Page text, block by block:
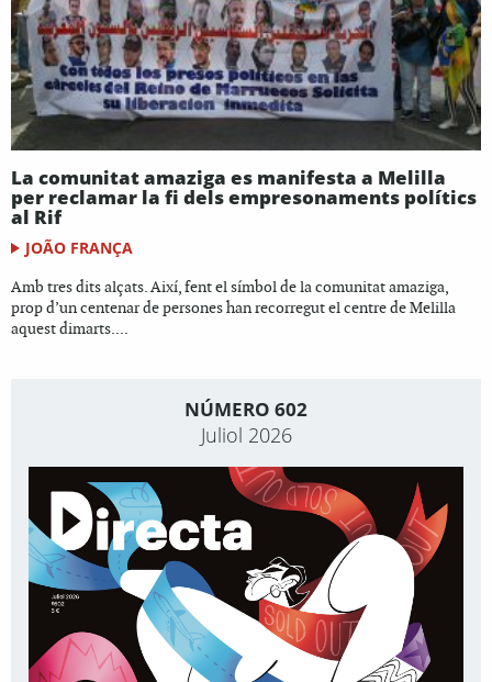
La comunitat amaziga es manifesta a Melilla
per reclamar la fi dels empresonaments polítics
al Rif
JOÃO FRANÇA
Amb tres dits alçats. Així, fent el símbol de la comunitat amaziga,
prop d’un centenar de persones han recorregut el centre de Melilla
aquest dimarts....
NÚMERO 602
Juliol 2026